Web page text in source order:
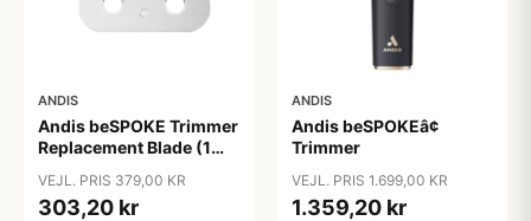
ANDIS
Andis beSPOKE Trimmer
Replacement Blade (1
VEJL. PRIS 379,00 KR
303,20 kr
ANDIS
Andis beSPOKEâ¢
Trimmer
VEJL. PRIS 1.699,00 KR
1.359,20 kr